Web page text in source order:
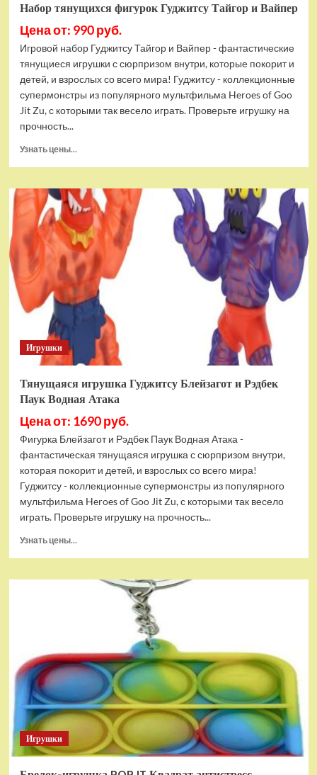
Набор тянущихся фигурок Гуджитсу Тайгор и Вайпер
Цена от: 990 руб.
Игровой набор Гуджитсу Тайгор и Вайпер - фантастические
тянущиеся игрушки с сюрпризом внутри, которые покорит и
детей, и взрослых со всего мира! Гуджитсу - коллекционные
супермонстры из популярного мультфильма Heroes of Goo
Jit Zu, с которыми так весело играть. Проверьте игрушку на
прочность...
Узнать цены...
Набор
тянущихся
фигурок
Гуджитсу
Тайгор
и
Вайпер
Игрушки
Тянущаяся игрушка Гуджитсу Блейзагот и Рэдбек
Паук Водная Атака
Цена от: 1690 руб.
Фигурка Блейзагот и Рэдбек Паук Водная Атака -
фантастическая тянущаяся игрушка с сюрпризом внутри,
которая покорит и детей, и взрослых со всего мира!
Гуджитсу - коллекционные супермонстры из популярного
мультфильма Heroes of Goo Jit Zu, с которыми так весело
играть. Проверьте игрушку на прочность...
Узнать цены...
Тянущаяся
Паук
Водная
Игрушки